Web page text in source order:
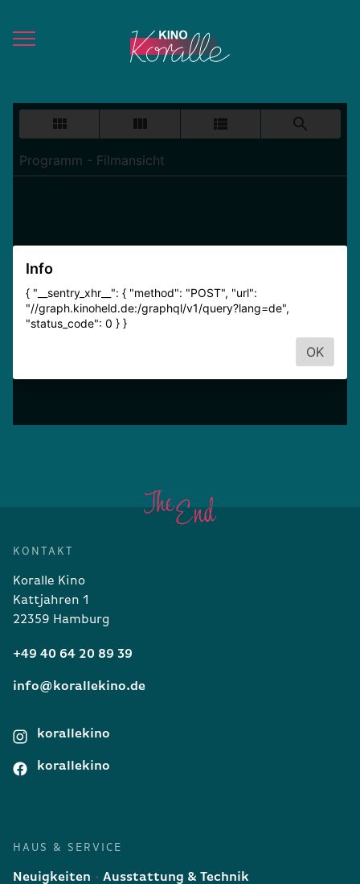
KONTAKT
Koralle Kino
Kattjahren 1
22359 Hamburg
+49 40 64 20 89 39
info@korallekino.de
korallekino
korallekino
HAUS & SERVICE
Neuigkeiten Ausstattung & Technik